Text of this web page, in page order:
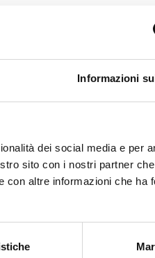
Informazioni
dei social media e per
sito con i nostri partner
con altre informazioni che ha